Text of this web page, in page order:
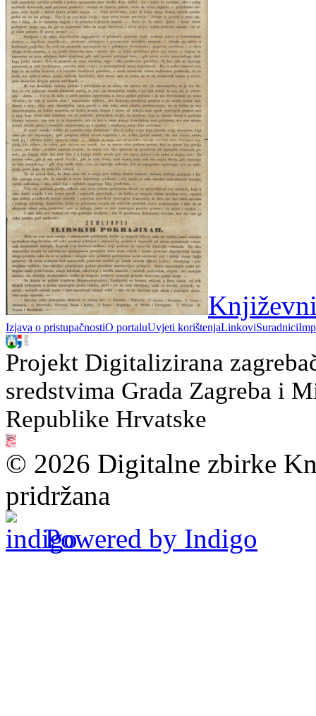
Izjava o pristupačnostiO portaluUvjeti korištenjaLinkoviSuradnici
Projekt Digitalizirana
sredstvima Grada Zagreba i
Republike Hrvatske
© 2026 Digitalne zbirke
pridržana
Powered by Indigo